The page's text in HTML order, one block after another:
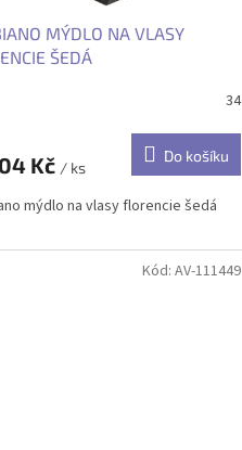
MÝDLO NA VLASY
ŠEDÁ
34
Kč / ks
Do košíku
mýdlo na vlasy florencie šedá
Kód: AV-111449